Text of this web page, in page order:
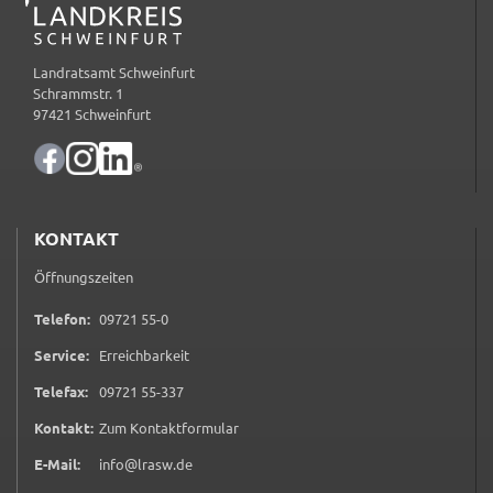
Landratsamt Schweinfurt
Schrammstr. 1
97421 Schweinfurt
KONTAKT
Öffnungszeiten
Telefon: 09721 55-00 9 7 2 1 5 5 0
Service: Erreichbarkeit
Telefax: 09721 55-3370 9 7 2 1 5 5 3 3 7
Kontakt: Zum Kontaktformular(öffnet in neuem Tab)
E-Mail:
info@lrasw.de
Zweck:
Speicherung Einwilligung Datenschutzhinweise
Cookie Laufzeit:
1 Jahr
Frontend Benutzer
fe_typo_user
Anbieter:
Anonyme Klickzählung
Cookie Laufzeit:
Session